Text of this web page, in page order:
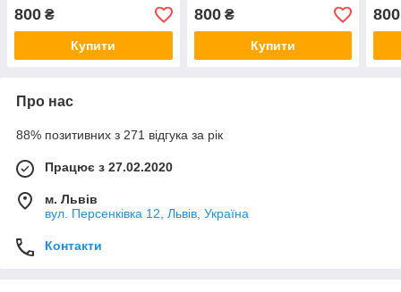
800 ₴
Купити
800₴
Купити
800
Про нас
88% позитивних з 271 відгука за рік
Працює з 27.02.2020
м. Львів
вул. Персенківка 12, Львів, Україна
Контакти